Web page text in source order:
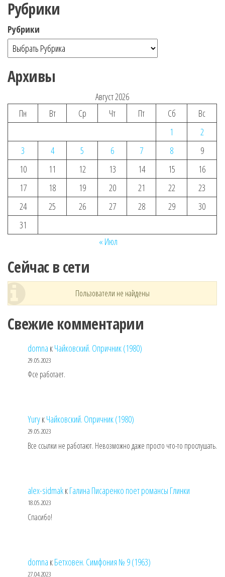
Рубрики
Рубрики
Архивы
Август 2026
Пн
Вт Ср Чт Пт Сб
Вс
1
2
3
4 5 6 7 8
9
10
11 12 13 14 15
16
17
18 19 20 21 22
23
24
25 26 27 28 29
30
31
« Июл
Сейчас в сети
Пользователи не найдены
Свежие комментарии
domna кЧайковский. Опричник (1980)
29.05.2023
Фсе работает.
YuryкЧайковский. Опричник (1980)
29.05.2023
Все ссылки не работают. Невозможно даже просто что-то прослушать.
alex-sidmakкГалина Писаренко поет романсы Глинки
18.05.2023
Спасибо!
domna кБетховен. Симфония № 9 (1963)
27.04.2023